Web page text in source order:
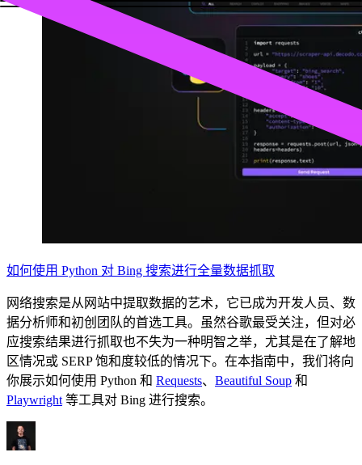
如何使用 Python 对 Bing 搜索进行全量数据抓取
网络搜索是从网站中提取数据的艺术，它已成为开发人员、数
据分析师和初创团队的首选工具。虽然谷歌最受关注，但对必
应搜索结果进行抓取也不失为一种明智之举，尤其是在了解地
区情况或 SERP 饱和度较低的情况下。在本指南中，我们将向
你展示如何使用 Python 和 Requests、 Beautiful Soup 和
Playwright 等工具对 Bing 进行搜索。